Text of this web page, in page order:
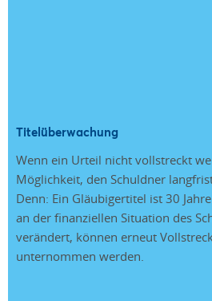
Titelüberwachung
Wenn ein Urteil nicht vollstreckt
Möglichkeit, den Schuldner
Denn: Ein Gläubigertitel ist 30
an der finanziellen Situation des
verändert, können erneut
unternommen werden.